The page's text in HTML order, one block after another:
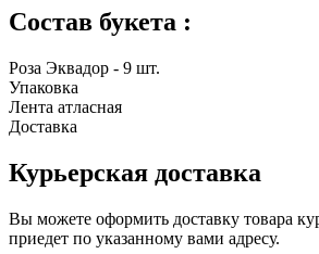
Состав букета :
Роза Эквадор - 9 шт.
Упаковка
Лента атласная
Доставка
Курьерская доставка
Вы можете оформить доставку товара
приедет по указанному вами адресу.